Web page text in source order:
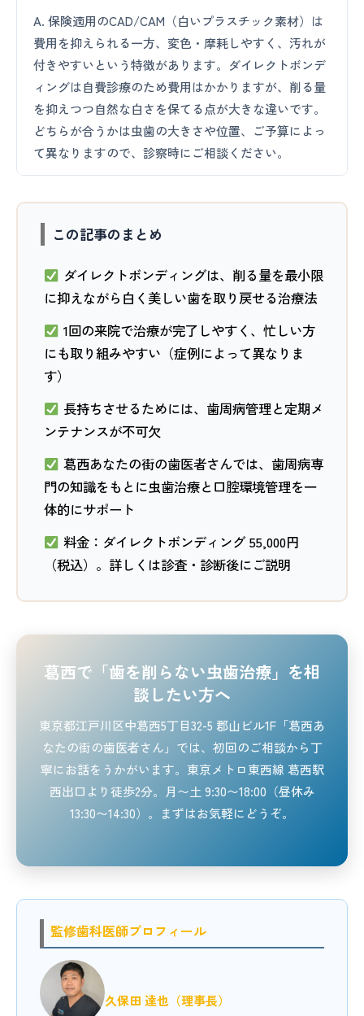
A. 保険適用のCAD/CAM（白いプラスチック素材）は
費用を抑えられる一方、変色・摩耗しやすく、汚れが
付きやすいという特徴があります。ダイレクトボンデ
ィングは自費診療のため費用はかかりますが、削る量
を抑えつつ自然な白さを保てる点が大きな違いです。
どちらが合うかは虫歯の大きさや位置、ご予算によっ
て異なりますので、診察時にご相談ください。
この記事のまとめ
ダイレクトボンディングは、削る量を最小限
に抑えながら白く美しい歯を取り戻せる治療法
1回の来院で治療が完了しやすく、忙しい方
にも取り組みやすい（症例によって異なりま
す）
長持ちさせるためには、歯周病管理と定期メ
ンテナンスが不可欠
葛西あなたの街の歯医者さんでは、歯周病専
門の知識をもとに虫歯治療と口腔環境管理を一
体的にサポート
料金：ダイレクトボンディング 55,000円
（税込）。詳しくは診査・診断後にご説明
葛西で「歯を削らない虫歯治療」を相
談したい方へ
東京都江戸川区中葛西5丁目32-5 郡山ビル1F「葛西あ
なたの街の歯医者さん」では、初回のご相談から丁
寧にお話をうかがいます。東京メトロ東西線 葛西駅
西出口より徒歩2分。月〜土 9:30〜18:00（昼休み
13:30〜14:30）。まずはお気軽にどうぞ。
監修歯科医師プロフィール
久保田 達也（理事長）